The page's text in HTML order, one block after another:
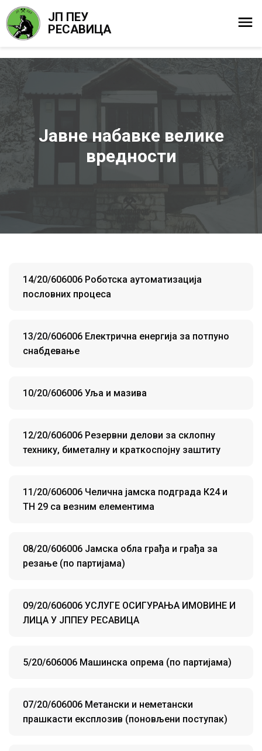
ЈП ПЕУ
РЕСАВИЦА
Јавне набавке велике
вредности
14/20/606006 Роботска аутоматизација
пословних процеса
13/20/606006 Електрична енергија за потпуно
снабдевање
10/20/606006 Уља и мазива
12/20/606006 Резервни делови за склопну
технику, биметалну и краткоспојну заштиту
11/20/606006 Челична јамска подграда К24 и
ТH 29 са везним елементима
08/20/606006 Јамска обла грађа и грађа за
резање (по партијама)
09/20/606006 УСЛУГЕ ОСИГУРАЊА ИМОВИНЕ И
ЛИЦА У ЈППЕУ РЕСАВИЦА
5/20/606006 Машинска опрема (по партијама)
07/20/606006 Метански и неметански
прашкасти експлозив (поновљени поступак)